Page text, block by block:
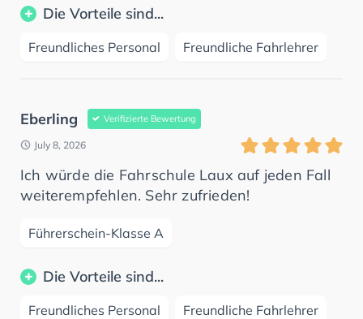
Die Vorteile sind...
Freundliches Personal Freundliche Fahrlehrer
Eberling Verifizierte Bewertung
July 8, 2026
Ich würde die Fahrschule Laux auf jeden Fall
weiterempfehlen. Sehr zufrieden!
Führerschein-Klasse A
Die Vorteile sind...
Freundliches Personal Freundliche Fahrlehrer